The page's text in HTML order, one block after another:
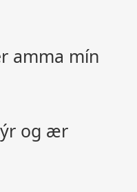
amma mín
og ær